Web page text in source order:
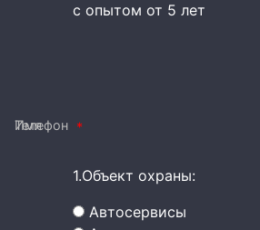
с опытом от 5 лет
1.Объект охраны:
Автосервисы
Имя
Телефон